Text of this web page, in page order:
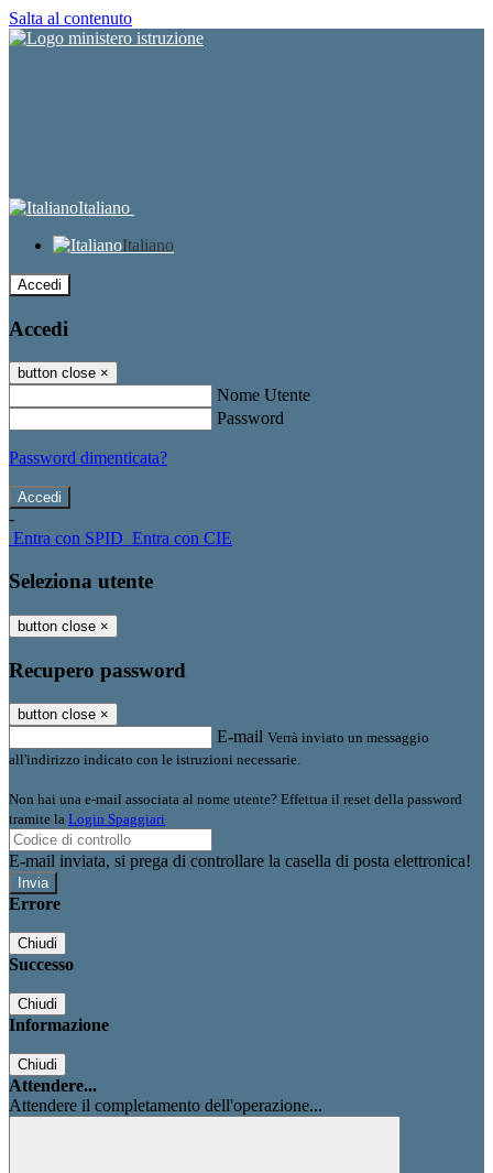
Salta al contenuto
Italiano
Italiano
Accedi
Accedi
button close ×
Nome Utente
Password
Password dimenticata?
-
Entra con SPID Entra con CIE
Seleziona utente
button close ×
Recupero password
button close ×
E-mail Verrà inviato un messaggio
all'indirizzo indicato con le istruzioni necessarie.
Non hai una e-mail associata al nome utente? Effettua il reset della password
tramite la Login Spaggiari
E-mail inviata, si prega di controllare la casella di posta elettronica!
Errore
Chiudi
Successo
Chiudi
Informazione
Chiudi
Attendere...
Attendere il completamento dell'operazione...